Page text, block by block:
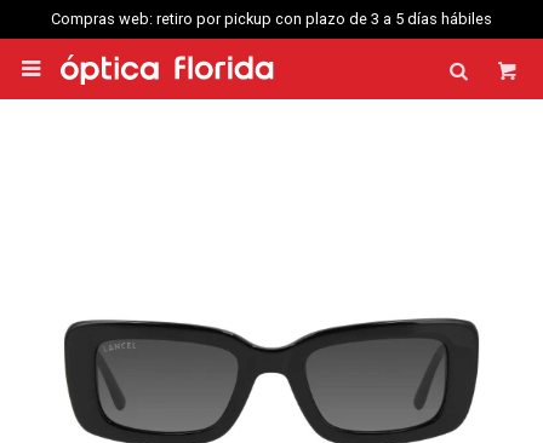
web: retiro por pickup con plazo de 3 a 5 días hábiles Compras web
